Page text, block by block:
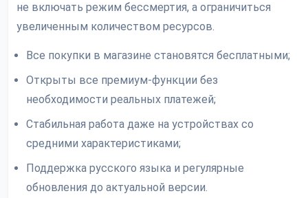
не включать режим бессмертия, а ограничиться
увеличенным количеством ресурсов.
Все покупки в магазине становятся бесплатными;
Открыты все премиум-функции без
необходимости реальных платежей;
Стабильная работа даже на устройствах со
средними характеристиками;
Поддержка русского языка и регулярные
обновления до актуальной версии.